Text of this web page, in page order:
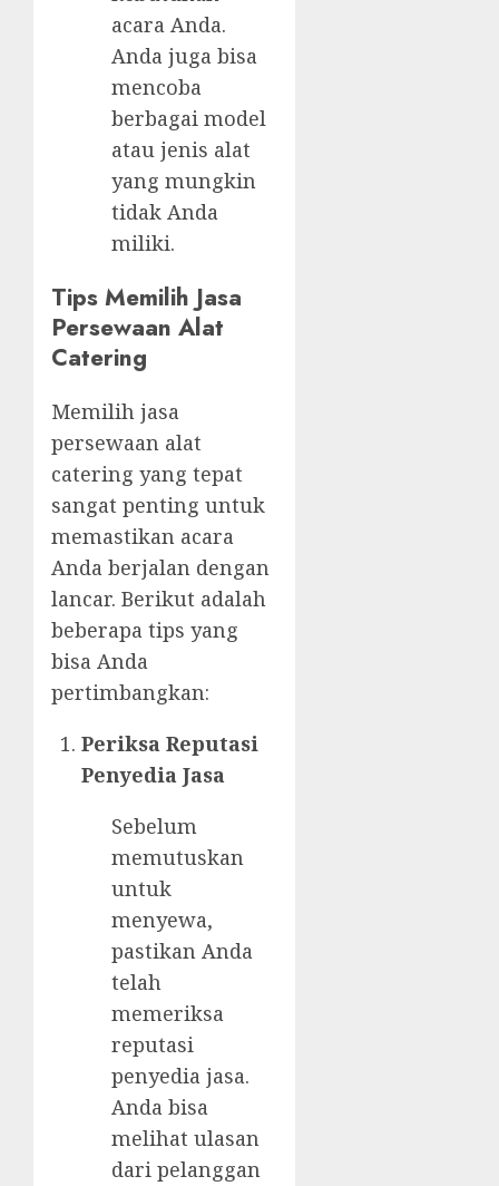
acara Anda.
Anda juga bisa
mencoba
berbagai model
atau jenis alat
yang mungkin
tidak Anda
miliki.
Tips Memilih Jasa
Persewaan Alat
Catering
Memilih jasa
persewaan alat
catering yang tepat
sangat penting untuk
memastikan acara
Anda berjalan dengan
lancar. Berikut adalah
beberapa tips yang
bisa Anda
pertimbangkan:
Periksa Reputasi
Penyedia Jasa
Sebelum
memutuskan
untuk
menyewa,
pastikan Anda
telah
memeriksa
reputasi
penyedia jasa.
Anda bisa
melihat ulasan
dari pelanggan